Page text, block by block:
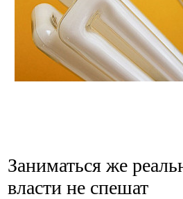
Заниматься же
власти не спешат